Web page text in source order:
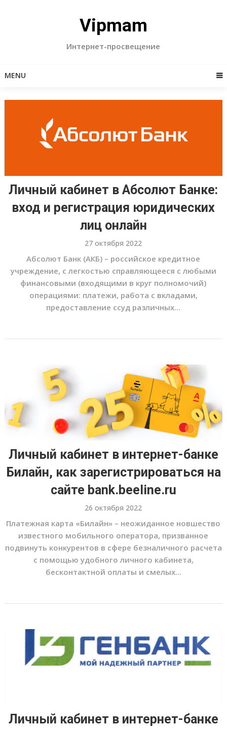
Vipmam
Интернет-просвещение
MENU
Личный кабинет в Абсолют Банке:
вход и регистрация юридических
лиц онлайн
27 октября 2022
Абсолют Банк (АКБ) – российское кредитное
учреждение, с легкостью справляющееся с любыми
финансовыми (входящими в круг полномочий)
операциями: платежи, работа с вкладами,
предоставление ссуд различных...
Личный кабинет в интернет-банке
Билайн, как зарегистрироваться на
сайте bank.beeline.ru
26 октября 2022
Платежная карта «Билайн» – неожиданное новшество
известного мобильного оператора, призванное
подвинуть конкурентов в сфере безналичного расчета
с помощью удобного личного кабинета,
бесконтактной оплаты и смелых...
Личный кабинет в интернет-банке